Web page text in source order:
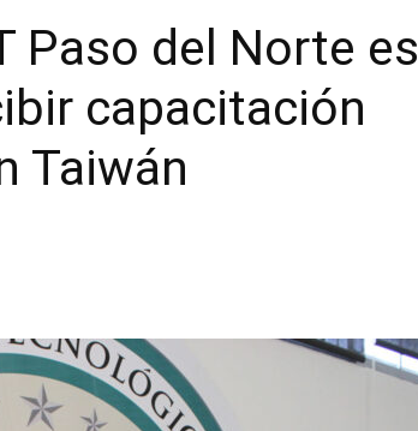
Paso del Norte es
capacitación
Taiwán